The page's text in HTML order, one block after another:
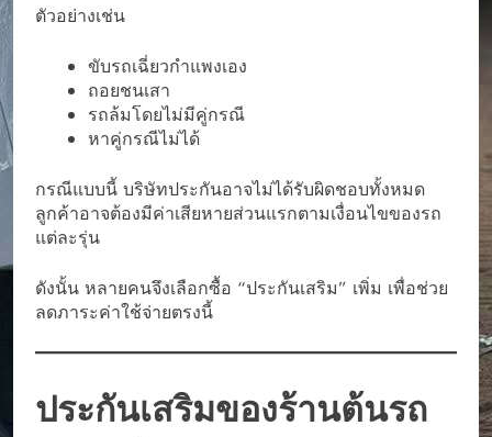
ตัวอย่างเช่น
ขับรถเฉี่ยวกำแพงเอง
ถอยชนเสา
รถล้มโดยไม่มีคู่กรณี
หาคู่กรณีไม่ได้
กรณีแบบนี้ บริษัทประกันอาจไม่ได้รับผิดชอบทั้งหมด
ลูกค้าอาจต้องมีค่าเสียหายส่วนแรกตามเงื่อนไขของรถ
แต่ละรุ่น
ดังนั้น หลายคนจึงเลือกซื้อ “ประกันเสริม” เพิ่ม เพื่อช่วย
ลดภาระค่าใช้จ่ายตรงนี้
ประกันเสริมของร้านต้นรถ